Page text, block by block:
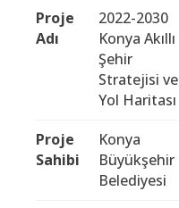
Proje
Adı
2022-2030
Konya Akıllı
Şehir
Stratejisi ve
Yol Haritası
Proje
Sahibi
Konya
Büyükşehir
Belediyesi